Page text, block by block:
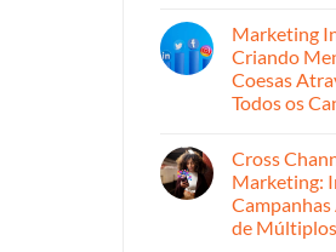
em
Campanhas
de
Marketing
Para
em
Marketing
Direto:
Técnicas
para
Campanhas
Marketing
Criando
Coesas
Todos os
em
Marketing
Integrado:
Criando
Mensagens
Coesas
Cross
Marketing:
de